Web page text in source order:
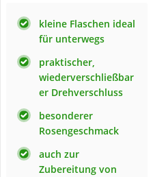
kleine Flaschen ideal
für unterwegs
praktischer,
wiederverschließbar
er Drehverschluss
besonderer
Rosengeschmack
auch zur
Zubereitung von